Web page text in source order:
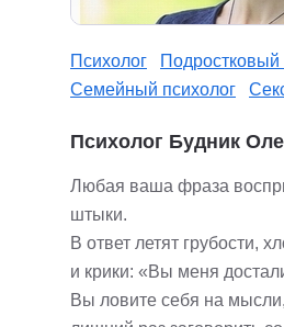
Психолог
Подростковый
Семейный психолог
Психолог Будник
Любая ваша фраза
штыки.
В ответ летят грубости,
и крики: «Вы меня
Вы ловите себя на